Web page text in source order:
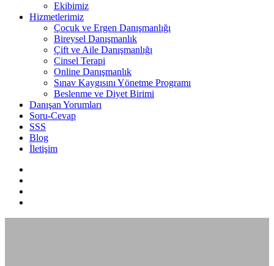
Ekibimiz
Hizmetlerimiz
Çocuk ve Ergen Danışmanlığı
Bireysel Danışmanlık
Çift ve Aile Danışmanlığı
Cinsel Terapi
Online Danışmanlık
Sınav Kaygısını Yönetme Programı
Beslenme ve Diyet Birimi
Danışan Yorumları
Soru-Cevap
SSS
Blog
İletişim